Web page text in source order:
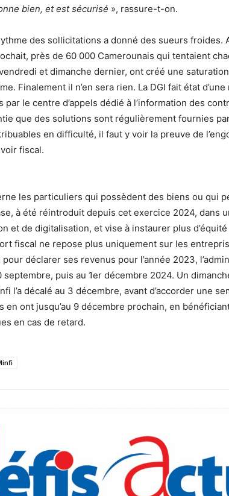
bien, et est sécurisé », rassure-t-on.
des sollicitations a donné des sueurs froides.
près de 60 000 Camerounais qui tentaient
et dimanche dernier, ont créé une
Finalement il n’en sera rien. La DGI fait état
par le centre d’appels dédié à l’information des
que des solutions sont régulièrement fournies
en difficulté, il faut y voir la preuve de
fiscal.
les particuliers qui possèdent des biens ou qui
à été réintroduit depuis cet exercice 2024, dans
et de digitalisation, et vise à instaurer plus
fiscal ne repose plus uniquement sur les
déclarer ses revenus pour l’année 2023,
septembre, puis au 1er décembre 2024. Un
l’a décalé au 3 décembre, avant d’accorder une
en ont jusqu’au 9 décembre prochain, en
en cas de retard.